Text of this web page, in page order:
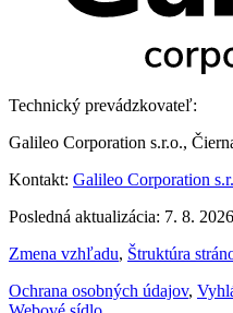
Technický prevádzkovateľ:
Galileo Corporation s.r.o.,
Kontakt: Galileo Corporation
Posledná aktualizácia: 7. 8. 2026
Zmena vzhľadu, Štruktúra
Ochrana osobných údajov,